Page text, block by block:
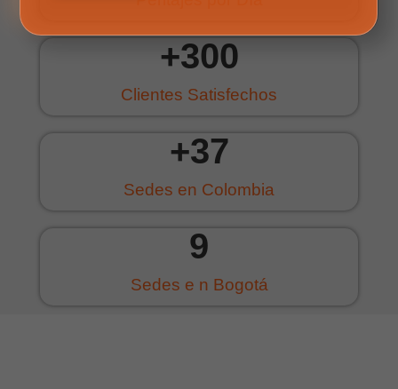
Clientes Satisfechos
+300
Sedes en Colombia
+37
Sedes e n Bogotá
9